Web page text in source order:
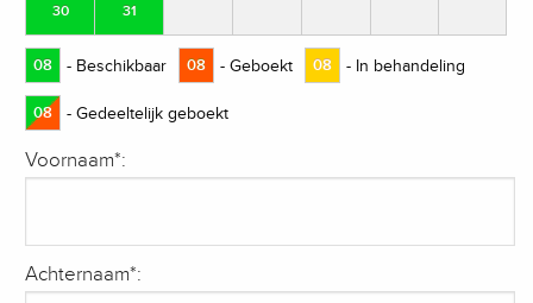
30 31
08 - Beschikbaar 08 - Geboekt 08 - In behandeling
08 - Gedeeltelijk geboekt
Voornaam*:
Achternaam*: